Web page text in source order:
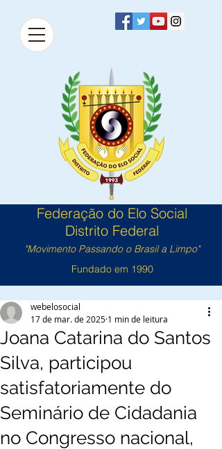
Federação do Elo Social
Distrito Federal
"Movimento Passando o Brasil a Limpo"
Fundado em 1990
Joana Catarina do Santos
Silva, participou
satisfatoriamente do
Seminário de Cidadania
no Congresso nacional,
webelosocial
17 de mar. de 2025 1 min de leitura